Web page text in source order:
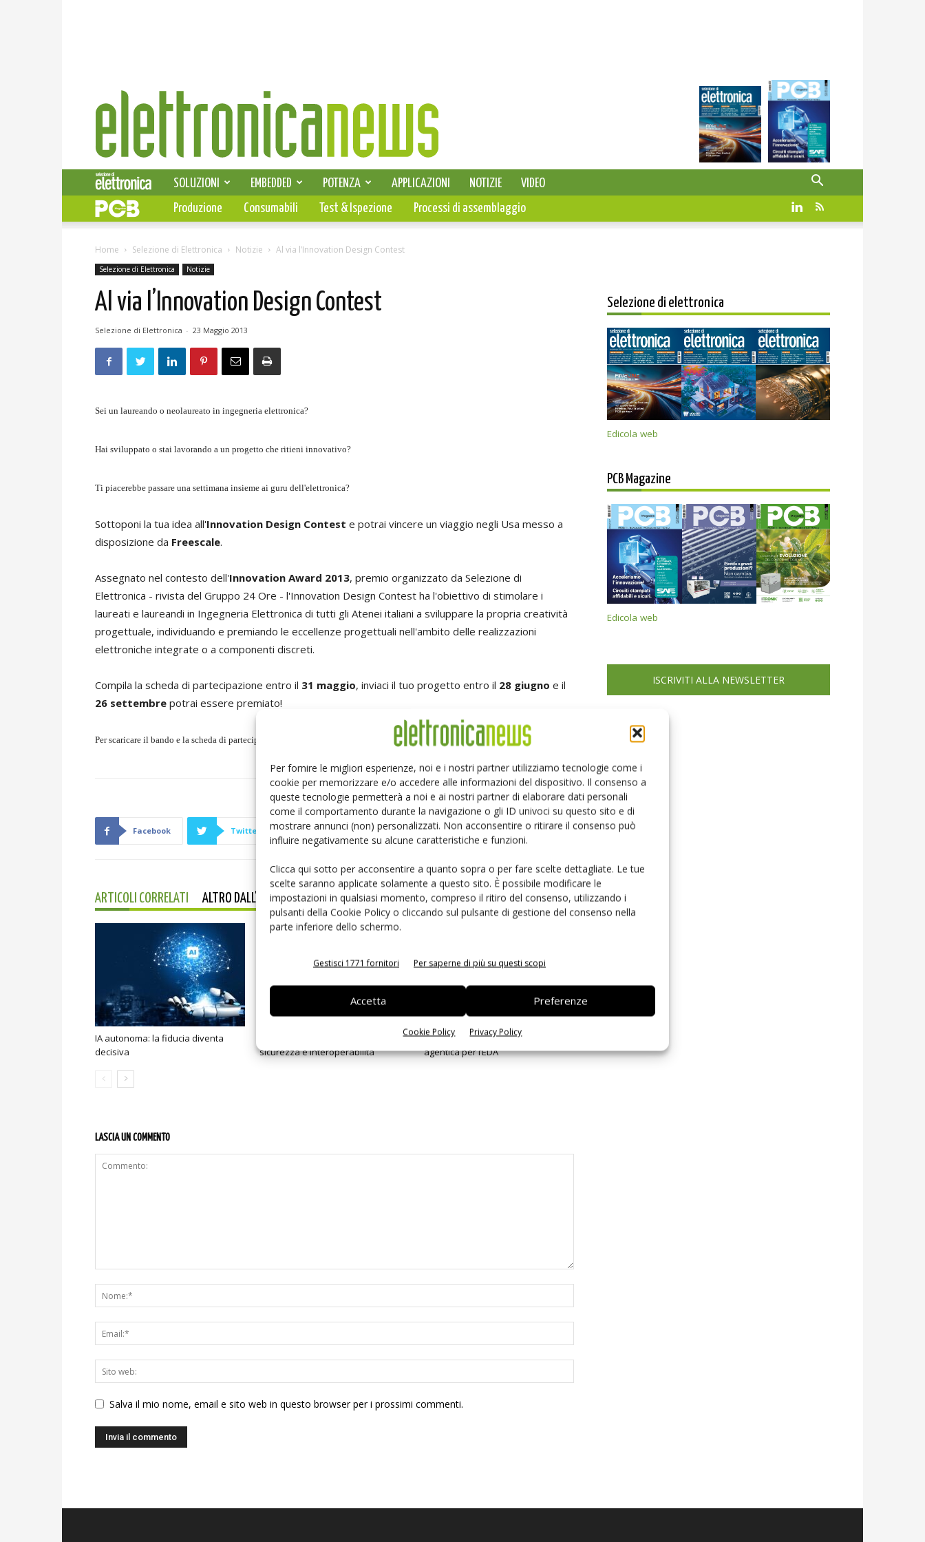
Per fornire le migliori esperienze, noi e i nostri partner utilizziamo tecnologie come i
cookie per memorizzare e/o accedere alle informazioni del dispositivo. Il consenso a
queste tecnologie permetterà a noi e ai nostri partner di elaborare dati personali
come il comportamento durante la navigazione o gli ID univoci su questo sito e di
mostrare annunci (non) personalizzati. Non acconsentire o ritirare il consenso può
influire negativamente su alcune caratteristiche e funzioni.
Clicca qui sotto per acconsentire a quanto sopra o per fare scelte dettagliate. Le tue
scelte saranno applicate solamente a questo sito. È possibile modificare le
impostazioni in qualsiasi momento, compreso il ritiro del consenso, utilizzando i
pulsanti della Cookie Policy o cliccando sul pulsante di gestione del consenso nella
parte inferiore dello schermo.
Gestisci 1771 fornitori Per saperne di più su questi scopi
Accetta Preferenze
Cookie Policy Privacy Policy
Elettronica
News
SELEZIONE DI ELETTRONICA
SOLUZIONI EMBEDDED POTENZA APPLICAZIONI NOTIZIE
VIDEO
PCB
Produzione Consumabili Test & Ispezione Processi di assemblaggio
Home Selezione di Elettronica Notizie Al via l’Innovation Design Contest
Selezione di Elettronica Notizie
Al via l’Innovation Design Contest
Selezione di Elettronica - 23 Maggio 2013
Sei un laureando o neolaureato in ingegneria elettronica?
Hai sviluppato o stai lavorando a un progetto che ritieni innovativo?
Ti piacerebbe passare una settimana insieme ai guru dell'elettronica?
Sottoponi la tua idea all'Innovation Design Contest e potrai vincere un viaggio negli Usa messo a
disposizione da Freescale.
Assegnato nel contesto dell'Innovation Award 2013, premio organizzato da Selezione di
Elettronica - rivista del Gruppo 24 Ore - l'Innovation Design Contest ha l'obiettivo di stimolare i
laureati e laureandi in Ingegneria Elettronica di tutti gli Atenei italiani a sviluppare la propria creatività
progettuale, individuando e premiando le eccellenze progettuali nell'ambito delle realizzazioni
elettroniche integrate o a componenti discreti.
Compila la scheda di partecipazione entro il 31 maggio, inviaci il tuo progetto entro il 28 giugno e il
26 settembre potrai essere premiato!
Per scaricare il bando e la scheda di partecipazione: https://innovationaward.elettronicanews.it
Facebook Twitter Linkedin Pinterest
ARTICOLI CORRELATI ALTRO DALL'AUTORE
IA autonoma: la fiducia diventa
decisiva
sicurezza e interoperabilità
Siemens e NVIDIA insieme sull’IA
agentica per l’EDA
LASCIA UN COMMENTO
Salva il mio nome, email e sito web in questo browser per i prossimi commenti.
Selezione di elettronica
Edicola web
PCB Magazine
Edicola web
ISCRIVITI ALLA NEWSLETTER